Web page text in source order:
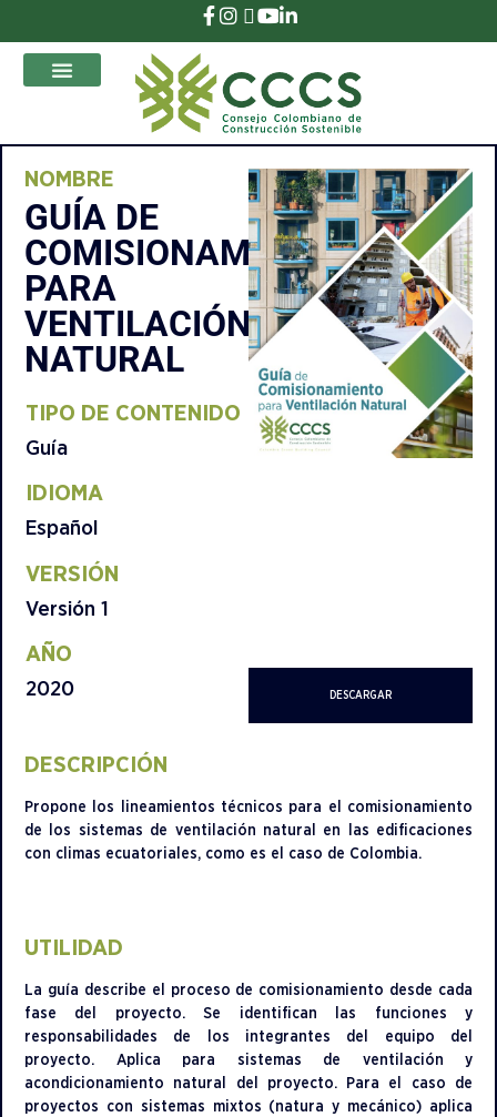
NOMBRE
GUÍA DE
COMISIONAMIENTO
PARA
VENTILACIÓN
NATURAL
TIPO DE CONTENIDO​
Guía
IDIOMA
Español
VERSIÓN
Versión 1
AÑO
2020 DESCARGAR
DESCRIPCIÓN
Propone los lineamientos técnicos para el comisionamiento
de los sistemas de ventilación natural en las edificaciones
con climas ecuatoriales, como es el caso de Colombia.
UTILIDAD
La guía describe el proceso de comisionamiento desde cada
fase del proyecto. Se identifican las funciones y
responsabilidades de los integrantes del equipo del
proyecto. Aplica para sistemas de ventilación y
acondicionamiento natural del proyecto. Para el caso de
proyectos con sistemas mixtos (natura y mecánico) aplica